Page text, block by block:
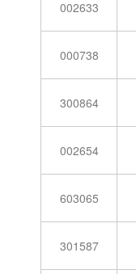
002633
000738
300864
002654
603065
301587